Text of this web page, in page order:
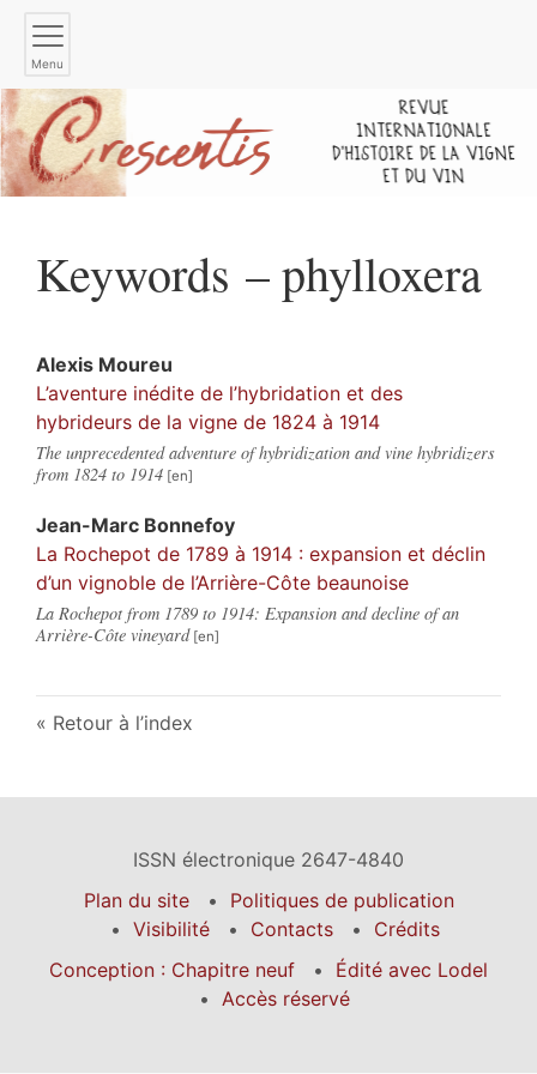
Menu
Keywords – phylloxera
Alexis Moureu
L’aventure inédite de l’hybridation et des
hybrideurs de la vigne de 1824 à 1914
The unprecedented adventure of hybridization and vine hybridizers
from 1824 to 1914
Jean-Marc Bonnefoy
La Rochepot de 1789 à 1914 : expansion et déclin
d’un vignoble de l’Arrière-Côte beaunoise
La Rochepot from 1789 to 1914: Expansion and decline of an
Arrière-Côte vineyard
Retour à l’index
ISSN électronique 2647-4840
Plan du site
Politiques de publication
Visibilité
Contacts
Crédits
Conception : Chapitre neuf
Édité avec Lodel
Accès réservé